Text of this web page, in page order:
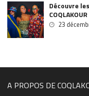
Découvre
23
A PROPOS DE